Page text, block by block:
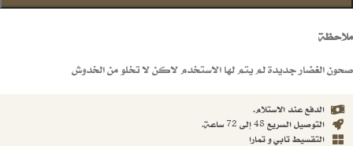
ملاحظة
صحون الغضار جديدة لم يتم لها الاستخدم لاكن لا تخلو من الخدوش
الدفع عند الاستلام.
التوصيل السريع 48 إلى 72 ساعة.
التقسيط تابي و تمارا